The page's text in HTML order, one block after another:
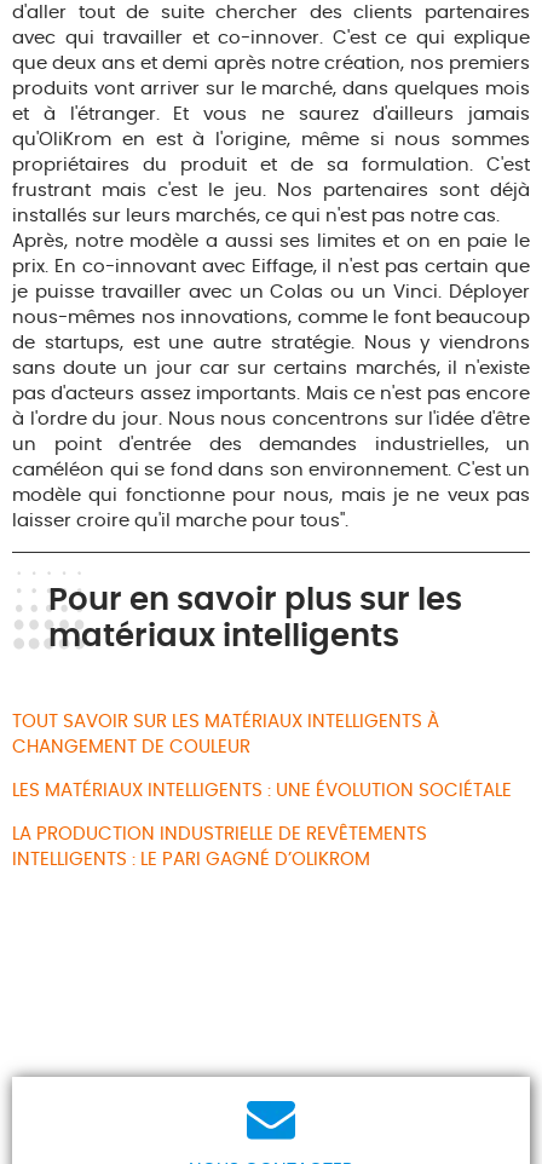
d'aller tout de suite chercher des clients partenaires
avec qui travailler et co-innover. C'est ce qui explique
que deux ans et demi après notre création, nos premiers
produits vont arriver sur le marché, dans quelques mois
et à l'étranger. Et vous ne saurez d'ailleurs jamais
qu'OliKrom en est à l'origine, même si nous sommes
propriétaires du produit et de sa formulation. C'est
frustrant mais c'est le jeu. Nos partenaires sont déjà
installés sur leurs marchés, ce qui n'est pas notre cas.
Après, notre modèle a aussi ses limites et on en paie le
prix. En co-innovant avec Eiffage, il n'est pas certain que
je puisse travailler avec un Colas ou un Vinci. Déployer
nous-mêmes nos innovations, comme le font beaucoup
de startups, est une autre stratégie. Nous y viendrons
sans doute un jour car sur certains marchés, il n'existe
pas d'acteurs assez importants. Mais ce n'est pas encore
à l'ordre du jour. Nous nous concentrons sur l'idée d'être
un point d'entrée des demandes industrielles, un
caméléon qui se fond dans son environnement. C'est un
modèle qui fonctionne pour nous, mais je ne veux pas
laisser croire qu'il marche pour tous".
Pour en savoir plus sur les
matériaux intelligents
TOUT SAVOIR SUR LES MATÉRIAUX INTELLIGENTS À
CHANGEMENT DE COULEUR
LES MATÉRIAUX INTELLIGENTS : UNE ÉVOLUTION SOCIÉTALE
LA PRODUCTION INDUSTRIELLE DE REVÊTEMENTS
INTELLIGENTS : LE PARI GAGNÉ D’OLIKROM